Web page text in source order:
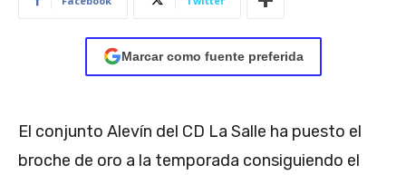
Marcar como fuente preferida
El conjunto Alevín del CD La Salle ha puesto el
broche de oro a la temporada consiguiendo el